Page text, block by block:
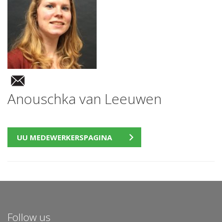
Anouschka van Leeuwen
UU MEDEWERKERSPAGINA
Follow us